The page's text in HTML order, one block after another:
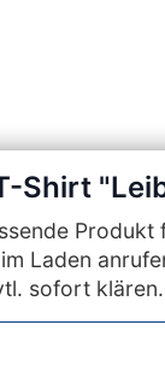
Shirt
Produkt
Laden
sofort klären.